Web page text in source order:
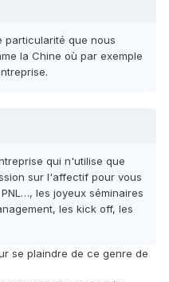
particularité que nous
la Chine où par exemple
qui n'utilise que
sur l'affectif pour vous
les joyeux séminaires
les kick off, les
se plaindre de ce genre de